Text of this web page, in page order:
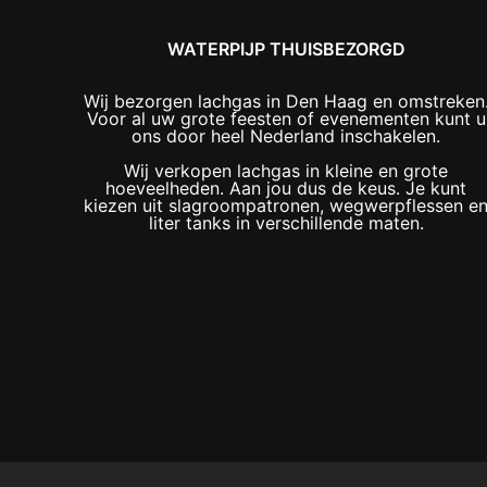
WATERPIJP THUISBEZORGD
Wij bezorgen lachgas in Den Haag en
Voor al uw grote feesten of evenementen kunt u
ons door heel Nederland inschakelen.
Wij verkopen lachgas in kleine en grote
hoeveelheden. Aan jou dus de keus. Je kunt
kiezen uit slagroompatronen, wegwerpflessen
liter tanks in verschillende maten.